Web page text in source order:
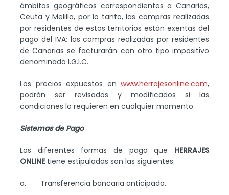
ámbitos geográficos correspondientes a Canarias,
Ceuta y Melilla, por lo tanto, las compras realizadas
por residentes de estos territorios están exentas del
pago del IVA; las compras realizadas por residentes
de Canarias se facturarán con otro tipo impositivo
denominado I.G.I.C.
Los precios expuestos en www.herrajesonline.com,
podrán ser revisados y modificados si las
condiciones lo requieren en cualquier momento.
Sistemas de Pago
Las diferentes formas de pago que HERRAJES
ONLINE tiene estipuladas son las siguientes:
a. Transferencia bancaria anticipada.